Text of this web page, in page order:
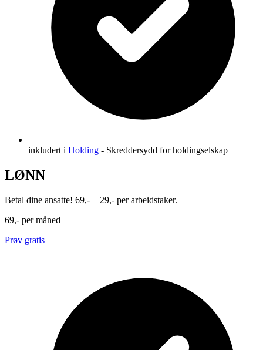
inkludert i Holding - Skreddersydd for holdingselskap
LØNN
Betal dine ansatte! 69,- + 29,- per arbeidstaker.
69,- per måned
Prøv gratis